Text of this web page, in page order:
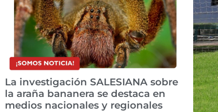
La investigación SALESIANA sobre
la araña bananera se destaca en
medios nacionales y regionales